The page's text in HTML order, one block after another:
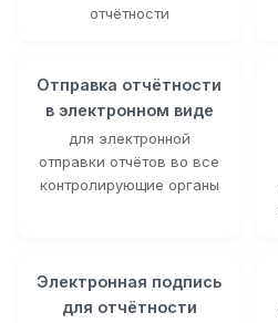
отчётности
Отправка отчётности
в электронном виде
для электронной
отправки отчётов во все
контролирующие органы
Электронная подпись
для отчётности